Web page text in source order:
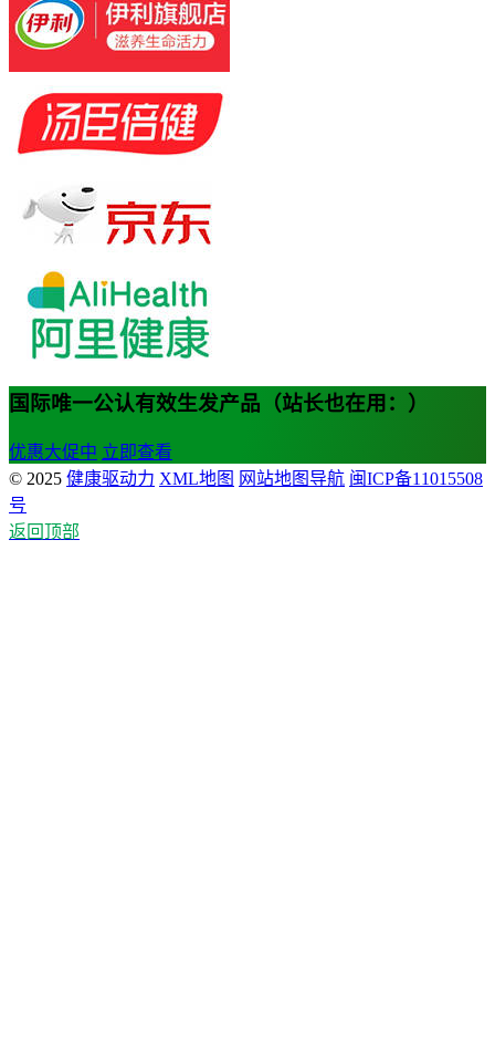
国际唯一公认有效生发产品（站长也在用：）
优惠大促中 立即查看
© 2025 健康驱动力 XML地图 网站地图导航 闽ICP备11015508
号
返回顶部